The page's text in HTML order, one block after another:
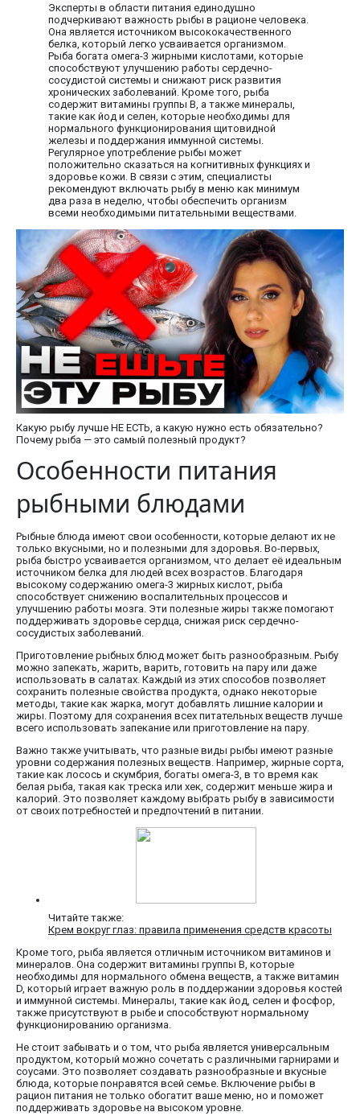
Эксперты в области питания единодушно
подчеркивают важность рыбы в рационе человека.
Она является источником высококачественного
белка, который легко усваивается организмом.
Рыба богата омега-3 жирными кислотами, которые
способствуют улучшению работы сердечно-
сосудистой системы и снижают риск развития
хронических заболеваний. Кроме того, рыба
содержит витамины группы B, а также минералы,
такие как йод и селен, которые необходимы для
нормального функционирования щитовидной
железы и поддержания иммунной системы.
Регулярное употребление рыбы может
положительно сказаться на когнитивных функциях и
здоровье кожи. В связи с этим, специалисты
рекомендуют включать рыбу в меню как минимум
два раза в неделю, чтобы обеспечить организм
всеми необходимыми питательными веществами.
Какую рыбу лучше НЕ ЕСТЬ, а какую нужно есть обязательно?
Почему рыба — это самый полезный продукт?
Особенности питания
рыбными блюдами
Рыбные блюда имеют свои особенности, которые делают их не
только вкусными, но и полезными для здоровья. Во-первых,
рыба быстро усваивается организмом, что делает её идеальным
источником белка для людей всех возрастов. Благодаря
высокому содержанию омега-3 жирных кислот, рыба
способствует снижению воспалительных процессов и
улучшению работы мозга. Эти полезные жиры также помогают
поддерживать здоровье сердца, снижая риск сердечно-
сосудистых заболеваний.
Приготовление рыбных блюд может быть разнообразным. Рыбу
можно запекать, жарить, варить, готовить на пару или даже
использовать в салатах. Каждый из этих способов позволяет
сохранить полезные свойства продукта, однако некоторые
методы, такие как жарка, могут добавлять лишние калории и
жиры. Поэтому для сохранения всех питательных веществ лучше
всего использовать запекание или приготовление на пару.
Важно также учитывать, что разные виды рыбы имеют разные
уровни содержания полезных веществ. Например, жирные сорта,
такие как лосось и скумбрия, богаты омега-3, в то время как
белая рыба, такая как треска или хек, содержит меньше жира и
калорий. Это позволяет каждому выбрать рыбу в зависимости
от своих потребностей и предпочтений в питании.
Читайте также:
Крем вокруг глаз: правила применения средств красоты
Кроме того, рыба является отличным источником витаминов и
минералов. Она содержит витамины группы B, которые
необходимы для нормального обмена веществ, а также витамин
D, который играет важную роль в поддержании здоровья костей
и иммунной системы. Минералы, такие как йод, селен и фосфор,
также присутствуют в рыбе и способствуют нормальному
функционированию организма.
Не стоит забывать и о том, что рыба является универсальным
продуктом, который можно сочетать с различными гарнирами и
соусами. Это позволяет создавать разнообразные и вкусные
блюда, которые понравятся всей семье. Включение рыбы в
рацион питания не только обогатит ваше меню, но и поможет
поддерживать здоровье на высоком уровне.